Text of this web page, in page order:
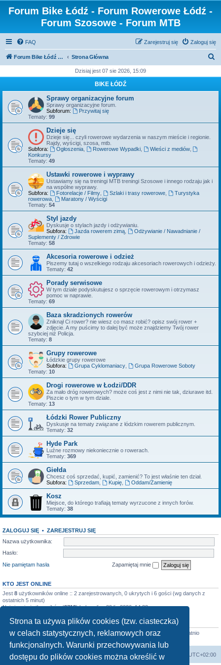
Strona ta używa plików cookies (tzw. ciasteczka)
w celach statystycznych, reklamowych oraz
funkcjonalnych. Warunki przechowywania lub
dostępu do plików cookies można określić w
Forum Bike Łódź - Forum Rowerowe Łódź -
Forum Szosowe - Forum MTB
FAQ Zaloguj się
Zarejestruj się
Forum Bike Łódź - Forum Rowerowe Łódź - Forum Szosowe - Forum MTB Strona Główna
k
Dzisiaj jest 07 sie 2026, 15:09
BIKE ŁÓDŹ
Sprawy organizacyjne forum
Sprawy organizacyjne forum.
Subforum:
Przywitaj się
Tematy: 99
Dzieje się
Dzieje się... czyli rowerowe wydarzenia w naszym mieście i regionie.
Rajdy, wyścigi, szosa, mtb.
Subfora:
Ogłoszenia, Rowerowe Wypadki, Wieści z mediów,
Konkursy
Tematy: 49
Ustawki rowerowe i wyprawy
Ustawiamy się na treningi MTB treningi Szosowe i innego rodzaju jak i
na wspólne wyprawy.
Subfora:
Fotorelacje / Filmy, Szlaki i trasy rowerowe,
Turystyka
rowerowa
Maratony / Wyścigi
Tematy: 54
Styl jazdy
Dyskusje o stylach jazdy i odżywianiu.
Subfora:
Jazda rowerem zimą,
Odżywianie / Nawadnianie /
Suplementy / Zdrowie
Tematy: 58
Akcesoria rowerowe i odzież
Piszemy tutaj o wszelkiego rodzaju akcesoriach rowerowych i odzieży.
Tematy: 42
Porady serwisowe
W tym dziale podyskutujesz o sprzęcie rowerowym i otrzymasz
pomoc w naprawie.
Tematy: 69
Baza skradzionych rowerów
Zniknął Ci rower? nie wiesz co masz robić? opisz swój rower +
zdjęcie. A my puścimy to dalej być może znajdziemy Twój rower
szybciej niż Policja.
Tematy: 8
Grupy rowerowe
Łódzkie grupy rowerowe
Subfora:
Grupa Cyklomaniacy,
Grupa Rowerowe Soboty
Tematy: 10
Drogi rowerowe w Łodzi/DDR
Za mało dróg rowerowych? może coś jest z nimi nie tak, dziurawe itd.
Piszcie o tym w tym dziale.
Tematy: 13
Łódzki Rower Publiczny
Dyskusje na tematy związane z łódzkim rowerem publicznym.
Tematy: 32
Hyde Park
Luźne rozmowy niekoniecznie o rowerach.
Tematy: 369
Giełda
Chcesz coś sprzedać, kupić, zamienić? To jest właśnie ten dział.
Subfora:
Sprzedam, Kupię, Oddam/Zamienię
Kosz
Miejsce, do którego trafiają tematy wyrzucone z innych forów.
Tematy: 38
ZALOGUJ SIĘ • ZAREJESTRUJ SIĘ
Nazwa użytkownika:
Hasło:
Nie pamiętam hasła
Zapamiętaj mnie
KTO JEST ONLINE
Jest 8 użytkowników online :: 2 zarejestrowanych, 0 ukrytych i 6 gości (wg danych z
ostatnich 5 minut)
Najwięcej użytkowników (2713) było online 29 lip 2026, 14:33
STATYSTYKI
Liczba postów: 4520• Liczba tematów: 899• Liczba użytkowników:
• Ostatnio
Forum Bike Łódź - Forum Rowerowe Łódź - Forum Szosowe - Forum MTB Strona Główna Strefa czasowa UTC+02:00